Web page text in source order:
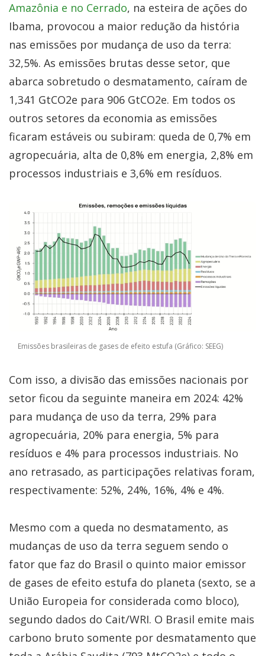
Amazônia e no Cerrado, na esteira de ações do
Ibama, provocou a maior redução da história
nas emissões por mudança de uso da terra:
32,5%. As emissões brutas desse setor, que
abarca sobretudo o desmatamento, caíram de
1,341 GtCO2e para 906 GtCO2e. Em todos os
outros setores da economia as emissões
ficaram estáveis ou subiram: queda de 0,7% em
agropecuária, alta de 0,8% em energia, 2,8% em
processos industriais e 3,6% em resíduos.
Emissões brasileiras de gases de efeito estufa (Gráfico: SEEG)
Com isso, a divisão das emissões nacionais por
setor ficou da seguinte maneira em 2024: 42%
para mudança de uso da terra, 29% para
agropecuária, 20% para energia, 5% para
resíduos e 4% para processos industriais. No
ano retrasado, as participações relativas foram,
respectivamente: 52%, 24%, 16%, 4% e 4%.
Mesmo com a queda no desmatamento, as
mudanças de uso da terra seguem sendo o
fator que faz do Brasil o quinto maior emissor
de gases de efeito estufa do planeta (sexto, se a
União Europeia for considerada como bloco),
segundo dados do Cait/WRI. O Brasil emite mais
carbono bruto somente por desmatamento que